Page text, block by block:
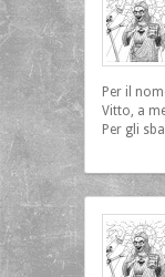
Per il
Vitto, a
Per gli